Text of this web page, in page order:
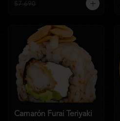
$7.690
Camarón Furai Teriyaki